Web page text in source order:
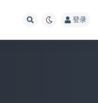
登录